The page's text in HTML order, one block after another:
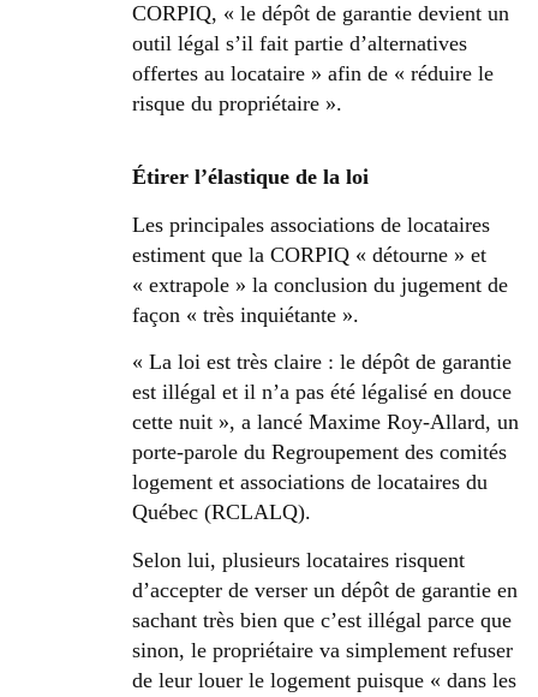
CORPIQ, « le dépôt de garantie devient un
outil légal s’il fait partie d’alternatives
offertes au locataire » afin de « réduire le
risque du propriétaire ».
Étirer l’élastique de la loi
Les principales associations de locataires
estiment que la CORPIQ « détourne » et
« extrapole » la conclusion du jugement de
façon « très inquiétante ».
« La loi est très claire : le dépôt de garantie
est illégal et il n’a pas été légalisé en douce
cette nuit », a lancé Maxime Roy-Allard, un
porte-parole du Regroupement des comités
logement et associations de locataires du
Québec (RCLALQ).
Selon lui, plusieurs locataires risquent
d’accepter de verser un dépôt de garantie en
sachant très bien que c’est illégal parce que
sinon, le propriétaire va simplement refuser
de leur louer le logement puisque « dans les